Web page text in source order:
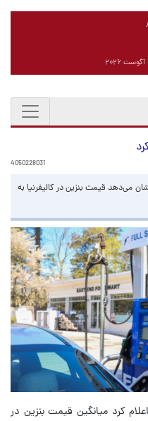
4050228031
می‌دهد قیمت بنزین در کالیفرنیا به
کرد میانگین قیمت بنزین در